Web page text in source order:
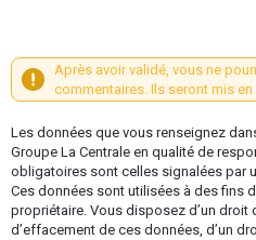
Après avoir validé, vous ne
commentaires. Ils seront mis
Les données que vous renseignez
Groupe La Centrale en qualité de
obligatoires sont celles signalées par
Ces données sont utilisées à des fins
propriétaire. Vous disposez d’un droit
d’effacement de ces données, d’un